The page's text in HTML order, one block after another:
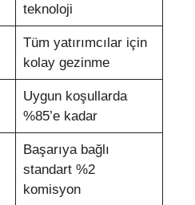
teknoloji
Tüm yatırımcılar için
kolay gezinme
Uygun koşullarda
%85’e kadar
Başarıya bağlı
standart %2
komisyon